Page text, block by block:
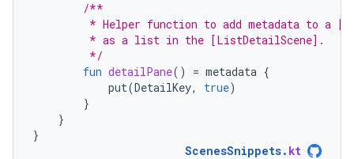
/**
* Helper function to add metadata to a
         * as a list in the [ListDetailScene].
         */
fun detailPane() = metadata {
put(DetailKey, true)
}
}
}
ScenesSnippets. kt